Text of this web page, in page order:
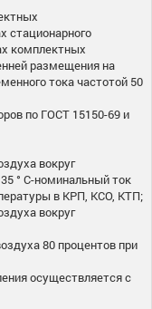
стационарного
комплектных
размещения на
тока частотой 50
по ГОСТ 15150-69 и
вокруг
° С-номинальный ток
в КРП, КСО, КТП;
вокруг
80 процентов при
осуществляется с